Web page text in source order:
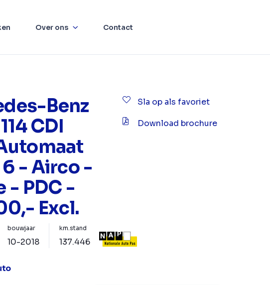
Over ons Contact
Benz
CDI
6 - Airco -
- PDC -
Excl.
Sla op als favoriet
Download brochure
bouwjaar
10-2018
km.stand
137.446